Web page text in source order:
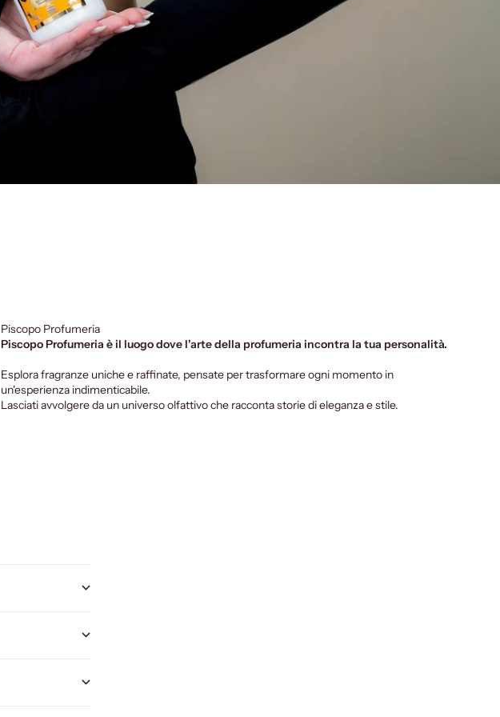
Piscopo Profumeria
Piscopo Profumeria è il luogo dove l'arte della profumeria incontra la tua personalità.
Esplora fragranze uniche e raffinate, pensate per trasformare ogni momento in
un'esperienza indimenticabile.
Lasciati avvolgere da un universo olfattivo che racconta storie di eleganza e stile.